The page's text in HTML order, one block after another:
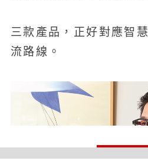
三款產品，正好對應智
流路線。